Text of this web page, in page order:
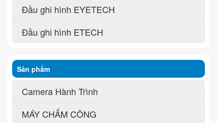
Đầu ghi hình EYETECH
Đầu ghi hình ETECH
Sản phẩm
Camera Hành Trình
MÁY CHẤM CÔNG